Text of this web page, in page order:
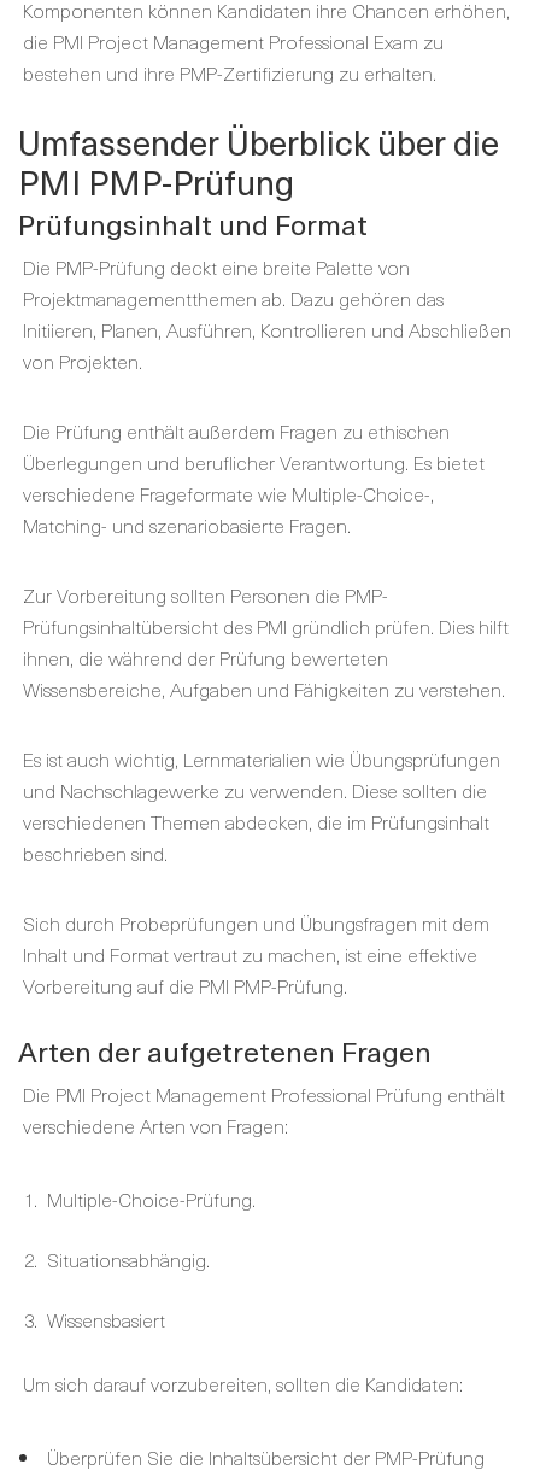
Komponenten können Kandidaten ihre Chancen erhöhen,
die PMI Project Management Professional Exam zu
bestehen und ihre PMP-Zertifizierung zu erhalten.
Umfassender Überblick über die
PMI PMP-Prüfung
Prüfungsinhalt und Format
Die PMP-Prüfung deckt eine breite Palette von
Projektmanagementthemen ab. Dazu gehören das
Initiieren, Planen, Ausführen, Kontrollieren und Abschließen
von Projekten.
Die Prüfung enthält außerdem Fragen zu ethischen
Überlegungen und beruflicher Verantwortung. Es bietet
verschiedene Frageformate wie Multiple-Choice-,
Matching- und szenariobasierte Fragen.
Zur Vorbereitung sollten Personen die PMP-
Prüfungsinhaltübersicht des PMI gründlich prüfen. Dies hilft
ihnen, die während der Prüfung bewerteten
Wissensbereiche, Aufgaben und Fähigkeiten zu verstehen.
Es ist auch wichtig, Lernmaterialien wie Übungsprüfungen
und Nachschlagewerke zu verwenden. Diese sollten die
verschiedenen Themen abdecken, die im Prüfungsinhalt
beschrieben sind.
Sich durch Probeprüfungen und Übungsfragen mit dem
Inhalt und Format vertraut zu machen, ist eine effektive
Vorbereitung auf die PMI PMP-Prüfung.
Arten der aufgetretenen Fragen
Die PMI Project Management Professional Prüfung enthält
verschiedene Arten von Fragen:
Multiple-Choice-Prüfung.
Situationsabhängig.
Wissensbasiert
Um sich darauf vorzubereiten, sollten die Kandidaten:
Überprüfen Sie die Inhaltsübersicht der PMP-Prüfung